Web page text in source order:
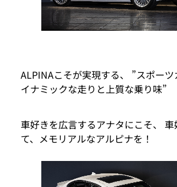
ALPINAこそが実現する、 ”スポー
イナミックな走りと上質な乗り味”
車好きを広言するアナタにこそ、
て、メモリアルなアルピナを！